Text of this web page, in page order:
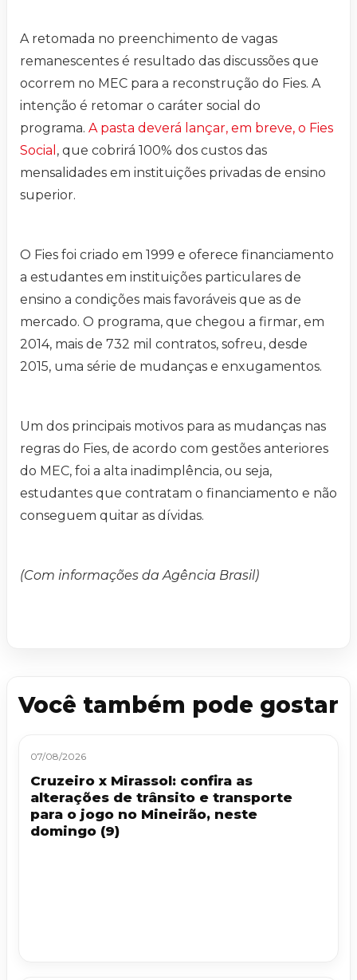
A retomada no preenchimento de vagas
remanescentes é resultado das discussões que
ocorrem no MEC para a reconstrução do Fies. A
intenção é retomar o caráter social do
programa. A pasta deverá lançar, em breve, o Fies
Social , que cobrirá 100% dos custos das
mensalidades em instituições privadas de ensino
superior.
O Fies foi criado em 1999 e oferece financiamento
a estudantes em instituições particulares de
ensino a condições mais favoráveis que as de
mercado. O programa, que chegou a firmar, em
2014, mais de 732 mil contratos, sofreu, desde
2015, uma série de mudanças e enxugamentos.
Um dos principais motivos para as mudanças nas
regras do Fies, de acordo com gestões anteriores
do MEC, foi a alta inadimplência, ou seja,
estudantes que contratam o financiamento e não
conseguem quitar as dívidas.
(Com informações da Agência Brasil)
Você também pode gostar
07/08/2026
Cruzeiro x Mirassol: confira as
alterações de trânsito e transporte
para o jogo no Mineirão, neste
domingo (9)